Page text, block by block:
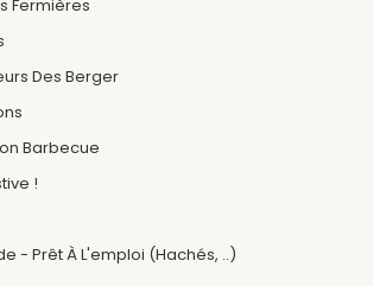
Fermières
Des Berger
Barbecue
!
- Prêt À L'emploi (hachés, ..)